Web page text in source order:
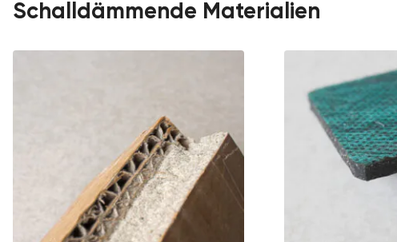
Schalldämmende Materialien